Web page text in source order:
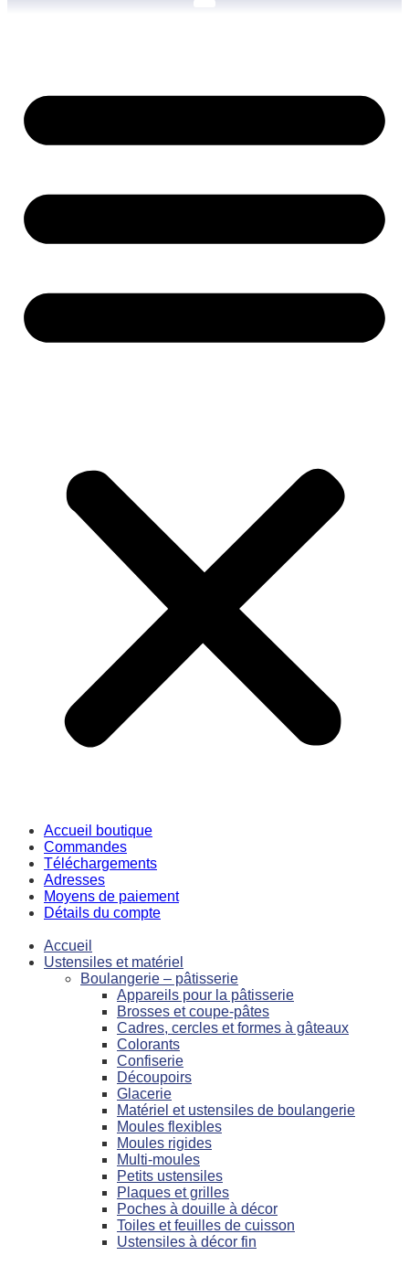
Accueil boutique
Commandes
Téléchargements
Adresses
Moyens de paiement
Détails du compte
Accueil
Ustensiles et matériel
Boulangerie – pâtisserie
Appareils pour la pâtisserie
Brosses et coupe-pâtes
Cadres, cercles et formes à gâteaux
Colorants
Confiserie
Découpoirs
Glacerie
Matériel et ustensiles de boulangerie
Moules flexibles
Moules rigides
Multi-moules
Petits ustensiles
Plaques et grilles
Poches à douille à décor
Toiles et feuilles de cuisson
Ustensiles à décor fin